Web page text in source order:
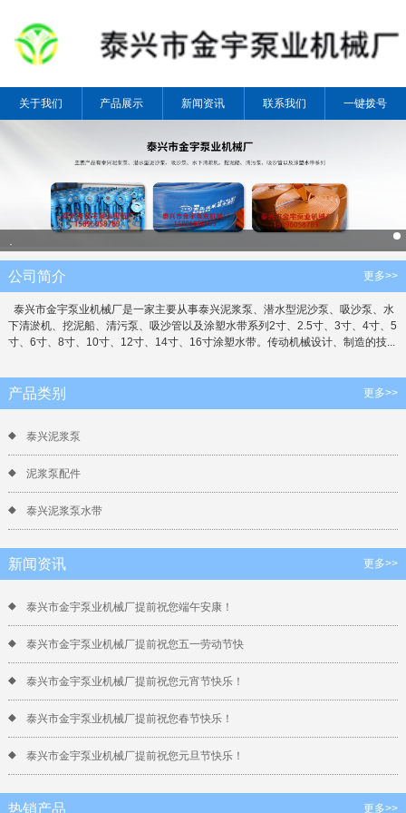
关于我们 产品展示 新闻资讯 联系我们 一键拨号
公司简介 更多>>
泰兴市金宇泵业机械厂是一家主要从事泰兴泥浆泵、潜水型泥沙泵、吸沙泵、水
下清淤机、挖泥船、清污泵、吸沙管以及涂塑水带系列2寸、2.5寸、3寸、4寸、5
寸、6寸、8寸、10寸、12寸、14寸、16寸涂塑水带。传动机械设计、制造的技...
产品类别 更多>>
泰兴泥浆泵
泥浆泵配件
泰兴泥浆泵水带
新闻资讯 更多>>
泰兴市金宇泵业机械厂提前祝您端午安康！
泰兴市金宇泵业机械厂提前祝您五一劳动节快
泰兴市金宇泵业机械厂提前祝您元宵节快乐！
泰兴市金宇泵业机械厂提前祝您春节快乐！
泰兴市金宇泵业机械厂提前祝您元旦节快乐！
热销产品 更多>>